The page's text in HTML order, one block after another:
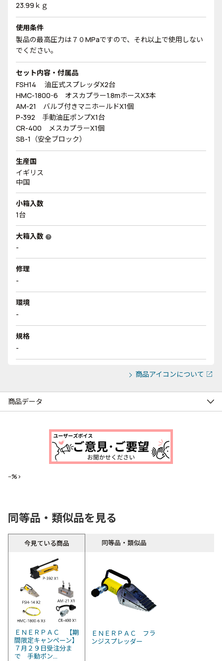
23.99ｋｇ
使用条件
製品の最高圧力は７０MPaですので、それ以上で使用しない
でください。
セット内容・付属品
FSH14 油圧式スプレッダX2台
HMC-1800-6 オスカプラー1.8mホースX3本
AM-21 バルブ付きマニホールドX1個
P-392 手動油圧ポンプX1台
CR-400 メスカプラーX1個
SB-1（安全ブロック）
生産国
イギリス
中国
小箱入数
1台
大箱入数 help
-
修理
-
環境
-
規格
-
商品アイコンについて
商品データ
--%>
同等品・類似品を見る
今見ている商品 同等品・類似品
ＥＮＥＲＰＡＣ 【期
間限定キャンペーン】
７月２９日受注分ま
で 手動ポン...
ＥＮＥＲＰＡＣ フラ
ンジスプレッダー